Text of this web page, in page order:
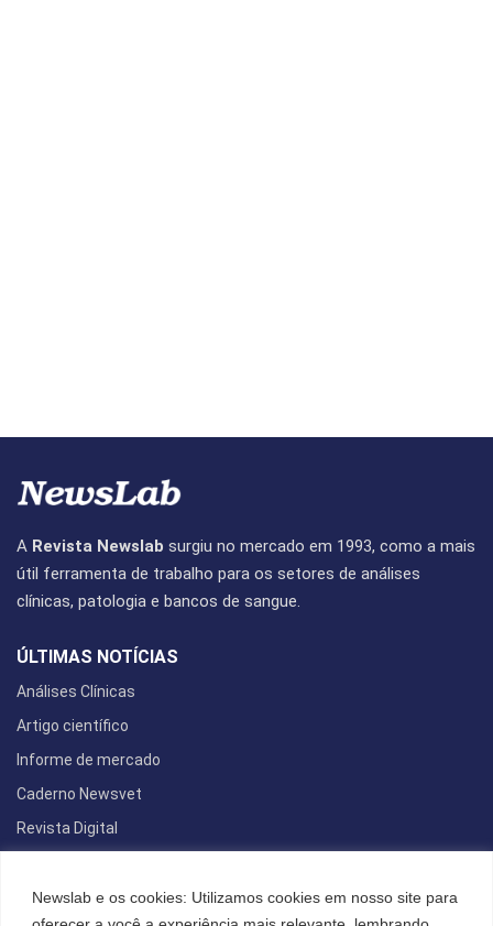
Newslab e os cookies: Utilizamos cookies em nosso site para
A Revista Newslab surgiu no mercado em 1993, como a mais
útil ferramenta de trabalho para os setores de análises
clínicas, patologia e bancos de sangue.
ÚLTIMAS NOTÍCIAS
Análises Clínicas
Artigo científico
Informe de mercado
Caderno Newsvet
Revista Digital